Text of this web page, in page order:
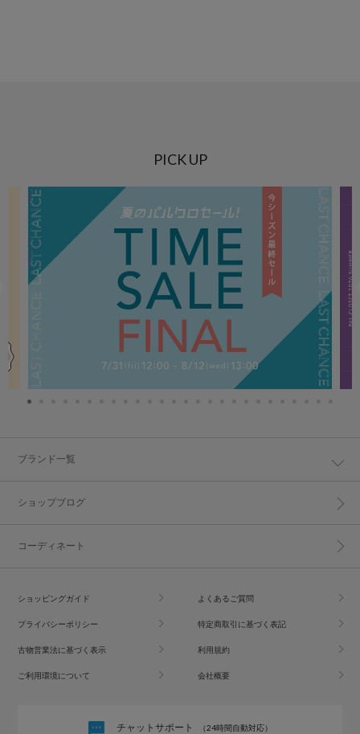
PICK UP
ブランド一覧
ショップブログ
コーディネート
ショッピングガイド よくあるご質問
プライバシーポリシー 特定商取引に基づく表記
古物営業法に基づく表示 利用規約
ご利用環境について 会社概要
チャットサポート （24時間自動対応）